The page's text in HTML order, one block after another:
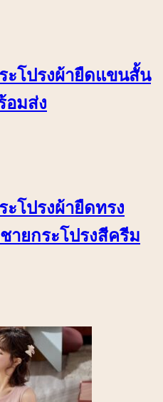
ะโปรงผ้ายืดแขนสั้น
อมส่ง
ะโปรงผ้ายืดทรง
ายกระโปรงสีครีม